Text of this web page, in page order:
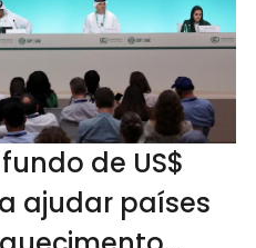
de US$
ajudar países